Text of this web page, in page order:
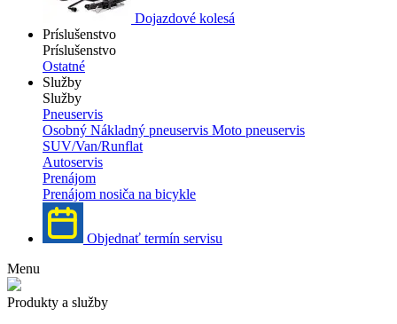
Dojazdové kolesá
Príslušenstvo
Príslušenstvo
Ostatné
Služby
Služby
Pneuservis
Osobný Nákladný pneuservis Moto pneuservis
SUV/Van/Runflat
Autoservis
Prenájom
Prenájom nosiča na bicykle
Objednať termín servisu
Menu
Produkty a služby